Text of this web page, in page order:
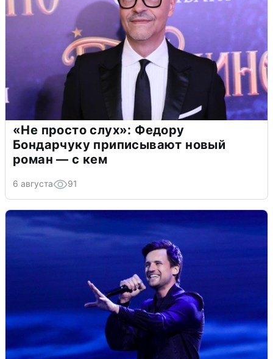
«Не просто слух»: Федору
Бондарчуку приписывают новый
роман — с кем
6 августа 91